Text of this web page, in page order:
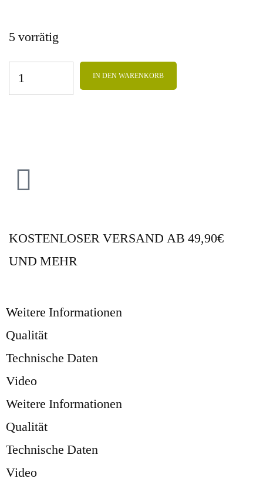
5 vorrätig
IN DEN WARENKORB
KOSTENLOSER VERSAND AB 49,90€
UND MEHR
Weitere Informationen
Qualität
Technische Daten
Video
Weitere Informationen
Qualität
Technische Daten
Video